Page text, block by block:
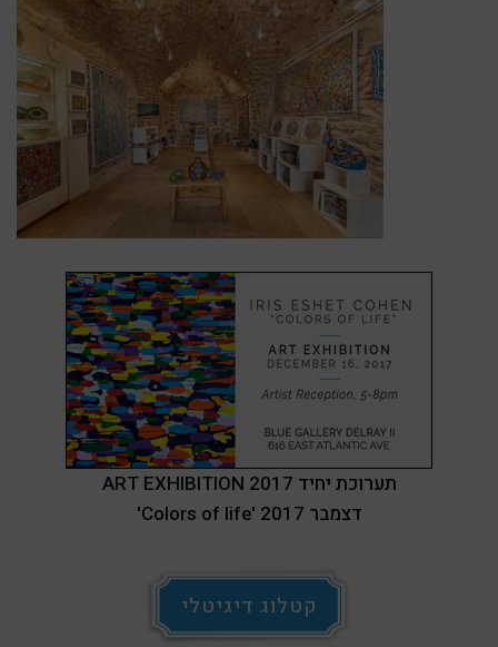
ART EXHIBITION 2017 תערוכת יחיד
'Colors of life' דצמבר 2017
קטלוג דיגיטלי